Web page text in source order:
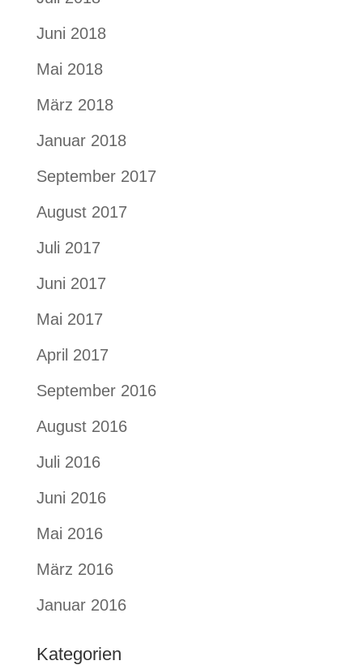
Juni 2018
Mai 2018
März 2018
Januar 2018
September 2017
August 2017
Juli 2017
Juni 2017
Mai 2017
April 2017
September 2016
August 2016
Juli 2016
Juni 2016
Mai 2016
März 2016
Januar 2016
Kategorien